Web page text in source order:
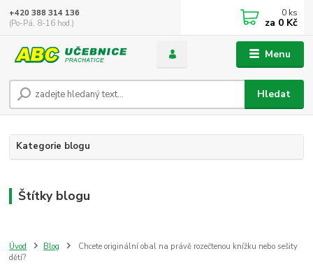
Menu
Hledat
+420 388 314 136
(Po-Pá, 8-16 hod.)
0 ks
za 0 Kč
Kategorie blogu
Štítky blogu
Úvod Blog
Chcete originální obal na právě rozečtenou knížku nebo sešity
dětí?